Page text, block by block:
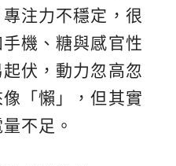
注力不穩定，很
機、糖與感官性
伏，動力忽高忽
「懶」，但其實
不足。